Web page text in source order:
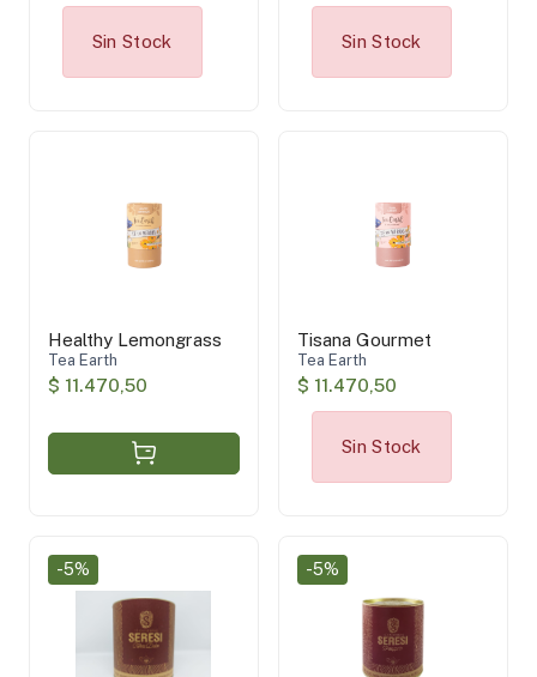
Sin Stock Sin Stock
Healthy Lemongrass
Tea Earth
$ 11.470,50
Tisana Gourmet
Tea Earth
$ 11.470,50
Sin Stock
-5% -5%